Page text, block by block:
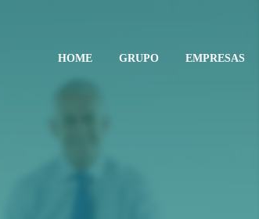
HOME GRUPO EMPRESAS